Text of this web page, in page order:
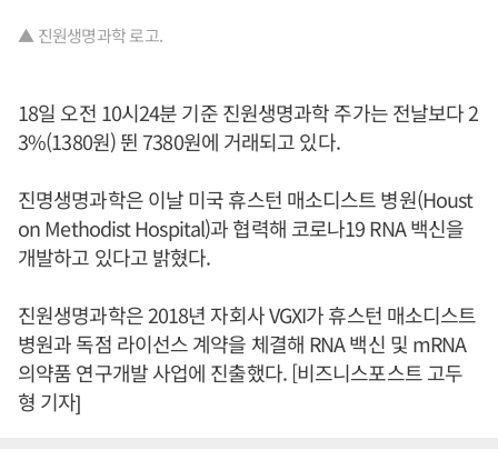
▲ 진원생명과학 로고.
18일 오전 10시24분 기준 진원생명과학 주가는 전날보다 2
3%(1380원) 뛴 7380원에 거래되고 있다.
진명생명과학은 이날 미국 휴스턴 매소디스트 병원(Houst
on Methodist Hospital)과 협력해 코로나19 RNA 백신을
개발하고 있다고 밝혔다.
진원생명과학은 2018년 자회사 VGXI가 휴스턴 매소디스트
병원과 독점 라이선스 계약을 체결해 RNA 백신 및 mRNA
의약품 연구개발 사업에 진출했다. [비즈니스포스트 고두
형 기자]